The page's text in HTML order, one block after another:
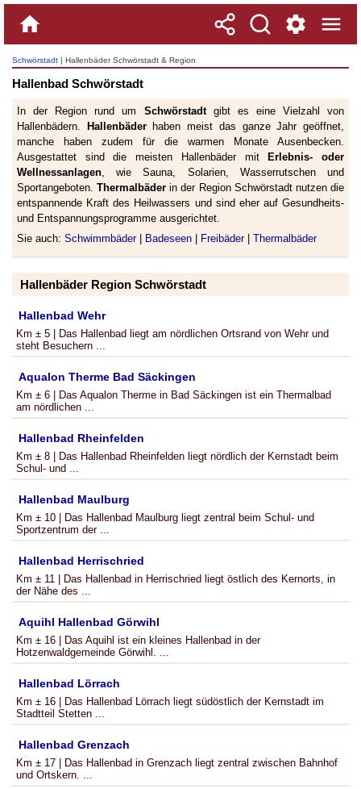
Schwörstadt | Hallenbäder Schwörstadt & Region
Hallenbad Schwörstadt
In der Region rund um Schwörstadtgibt es eine Vielzahl von
Hallenbädern.
Hallenbäderhaben meist das ganze Jahr geöffnet,
manche haben zudem für die warmen Monate Ausenbecken.
Ausgestattet sind die meisten Hallenbäder mit
Erlebnis- oder
Wellnessanlagen, wie Sauna, Solarien, Wasserrutschen und
Sportangeboten.Thermalbäder in der Region Schwörstadt nutzen die
entspannende Kraft des Heilwassers und sind eher auf Gesundheits-
und Entspannungsprogramme ausgerichtet.
Sie auch: Schwimmbäder| Badeseen Freibäder| Thermalbäder
Hallenbäder Region Schwörstadt
Hallenbad Wehr
Km ± 5 | Das Hallenbad liegt am nördlichen Ortsrand von Wehr und
steht Besuchern ...
Aqualon Therme Bad Säckingen
Km ± 6 | Das Aqualon Therme in Bad Säckingen ist ein Thermalbad
am nördlichen ...
Hallenbad Rheinfelden
Km ± 8 | Das Hallenbad Rheinfelden liegt nördlich der Kernstadt beim
Schul- und ...
Hallenbad Maulburg
Km ± 10 | Das Hallenbad Maulburg liegt zentral beim Schul- und
Sportzentrum der ...
Hallenbad Herrischried
Km ± 11 | Das Hallenbad in Herrischried liegt östlich des Kernorts, in
der Nähe des ...
Aquihl Hallenbad Görwihl
Km ± 16 | Das Aquihl ist ein kleines Hallenbad in der
Hotzenwaldgemeinde Görwihl. ...
Hallenbad Lörrach
Km ± 16 | Das Hallenbad Lörrach liegt südöstlich der Kernstadt im
Stadtteil Stetten ...
Hallenbad Grenzach
Km ± 17 | Das Hallenbad in Grenzach liegt zentral zwischen Bahnhof
und Ortskern. ...